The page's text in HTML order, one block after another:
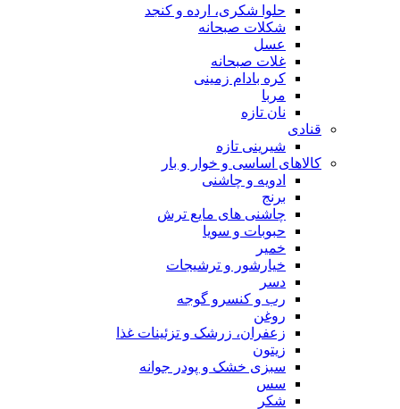
حلوا شکری، ارده و کنجد
شکلات صبحانه
عسل
غلات صبحانه
کره بادام زمینی
مربا
نان تازه
قنادی
شیرینی تازه
کالاهای اساسی و خوار و بار
ادویه و چاشنی
برنج
چاشنی های مایع ترش
حبوبات و سویا
خمیر
خیارشور و ترشیجات
دسر
رب و کنسرو گوجه
روغن
زعفران، زرشک و تزئینات غذا
زیتون
سبزی خشک و پودر جوانه
سس
شکر